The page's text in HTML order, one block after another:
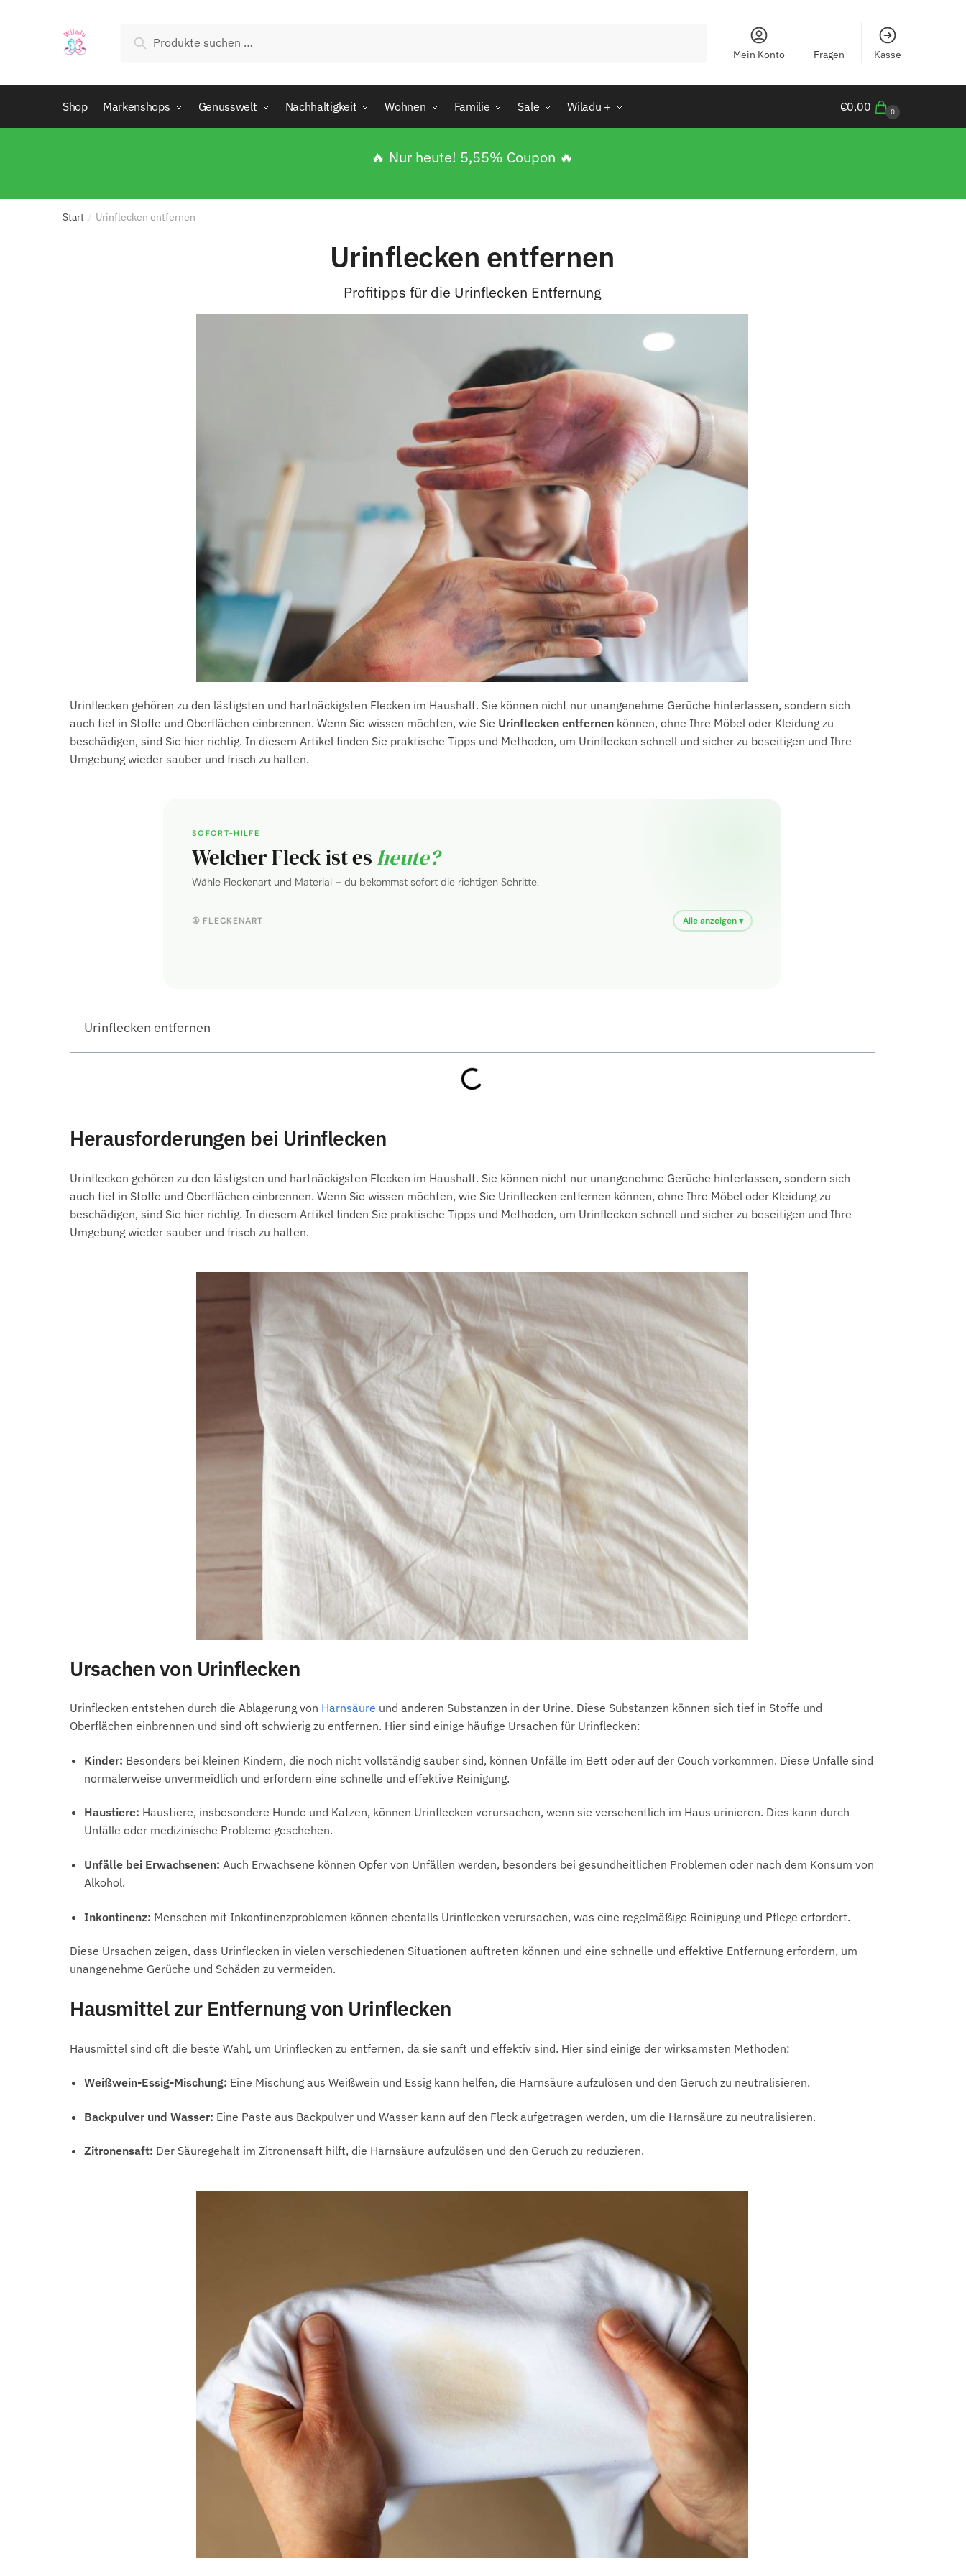
Suchen
Mein Konto Fragen Kasse
Shop Markenshops Genusswelt Nachhaltigkeit Wohnen Familie Sale Wiladu + €0,00 0
🔥 Nur heute! 5,55% Coupon 🔥
Start / Urinflecken entfernen
Urinflecken entfernen
Profitipps für die Urinflecken Entfernung
Urinflecken gehören zu den lästigsten und hartnäckigsten Flecken im Haushalt. Sie können nicht nur unangenehme Gerüche hinterlassen, sondern sich
auch tief in Stoffe und Oberflächen einbrennen. Wenn Sie wissen möchten, wie Sie Urinflecken entfernen können, ohne Ihre Möbel oder Kleidung zu
beschädigen, sind Sie hier richtig. In diesem Artikel finden Sie praktische Tipps und Methoden, um Urinflecken schnell und sicher zu beseitigen und Ihre
Umgebung wieder sauber und frisch zu halten.
SOFORT-HILFE
Welcher Fleck ist es heute?
Wähle Fleckenart und Material – du bekommst sofort die richtigen Schritte.
① FLECKENART Alle anzeigen ▾
Urinflecken entfernen
Herausforderungen bei Urinflecken
Urinflecken gehören zu den lästigsten und hartnäckigsten Flecken im Haushalt. Sie können nicht nur unangenehme Gerüche hinterlassen, sondern sich
auch tief in Stoffe und Oberflächen einbrennen. Wenn Sie wissen möchten, wie Sie Urinflecken entfernen können, ohne Ihre Möbel oder Kleidung zu
beschädigen, sind Sie hier richtig. In diesem Artikel finden Sie praktische Tipps und Methoden, um Urinflecken schnell und sicher zu beseitigen und Ihre
Umgebung wieder sauber und frisch zu halten.
Ursachen von Urinflecken
Urinflecken entstehen durch die Ablagerung von Harnsäure und anderen Substanzen in der Urine. Diese Substanzen können sich tief in Stoffe und
Oberflächen einbrennen und sind oft schwierig zu entfernen. Hier sind einige häufige Ursachen für Urinflecken:
Kinder: Besonders bei kleinen Kindern, die noch nicht vollständig sauber sind, können Unfälle im Bett oder auf der Couch vorkommen. Diese Unfälle sind
normalerweise unvermeidlich und erfordern eine schnelle und effektive Reinigung.
Haustiere: Haustiere, insbesondere Hunde und Katzen, können Urinflecken verursachen, wenn sie versehentlich im Haus urinieren. Dies kann durch
Unfälle oder medizinische Probleme geschehen.
Unfälle bei Erwachsenen: Auch Erwachsene können Opfer von Unfällen werden, besonders bei gesundheitlichen Problemen oder nach dem Konsum von
Alkohol.
Inkontinenz: Menschen mit Inkontinenzproblemen können ebenfalls Urinflecken verursachen, was eine regelmäßige Reinigung und Pflege erfordert.
Diese Ursachen zeigen, dass Urinflecken in vielen verschiedenen Situationen auftreten können und eine schnelle und effektive Entfernung erfordern, um
unangenehme Gerüche und Schäden zu vermeiden.
Hausmittel zur Entfernung von Urinflecken
Hausmittel sind oft die beste Wahl, um Urinflecken zu entfernen, da sie sanft und effektiv sind. Hier sind einige der wirksamsten Methoden:
Weißwein-Essig-Mischung: Eine Mischung aus Weißwein und Essig kann helfen, die Harnsäure aufzulösen und den Geruch zu neutralisieren.
Backpulver und Wasser: Eine Paste aus Backpulver und Wasser kann auf den Fleck aufgetragen werden, um die Harnsäure zu neutralisieren.
Zitronensaft: Der Säuregehalt im Zitronensaft hilft, die Harnsäure aufzulösen und den Geruch zu reduzieren.